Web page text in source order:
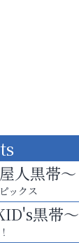
人黒帯～
ックス
黒帯～